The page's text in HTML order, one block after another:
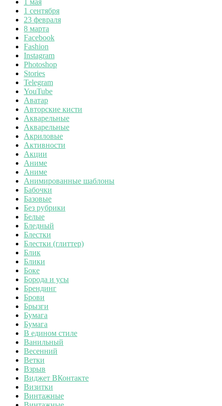
1 сентября
23 февраля
8 марта
Facebook
Fashion
Instagram
Photoshop
Stories
Telegram
YouTube
Аватар
Авторские кисти
Акварельные
Акварельные
Акриловые
Активности
Акции
Аниме
Аниме
Анимированные шаблоны
Бабочки
Базовые
Без рубрики
Белые
Бледный
Блестки
Блестки (глиттер)
Блик
Блики
Боке
Борода и усы
Брендинг
Брови
Брызги
Бумага
Бумага
В едином стиле
Ванильный
Весенний
Ветки
Взрыв
Виджет ВКонтакте
Визитки
Винтажные